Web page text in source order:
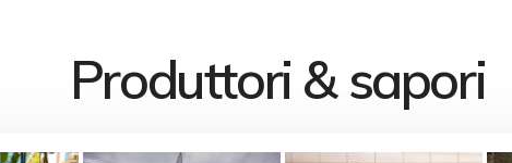
Produttori & sapori